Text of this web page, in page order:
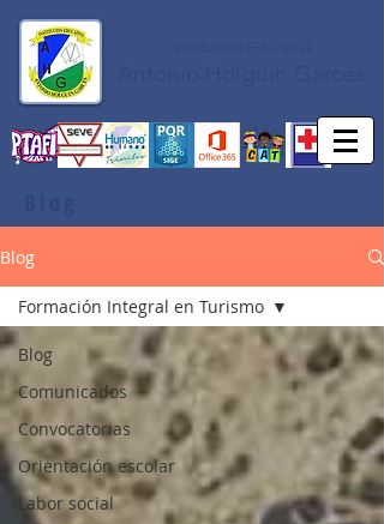
Blog
Blog
Comunicados
Convocatorias
Orientación escolar
Labor social
Formación Integral en Turismo